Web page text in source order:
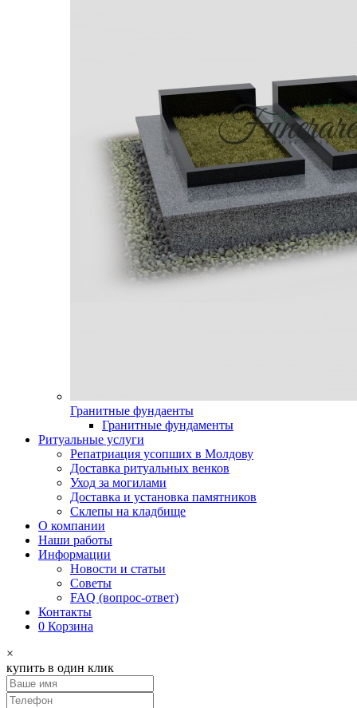
Гранитные фундаенты
Гранитные фундаменты
Ритуальные услуги
Репатриация усопших в Молдову
Доставка ритуальных венков
Уход за могилами
Доставка и установка памятников
Склепы на кладбище
О компании
Наши работы
Информации
Новости и статьи
Советы
FAQ (вопрос-ответ)
Контакты
0 Корзина
×
купить в один клик